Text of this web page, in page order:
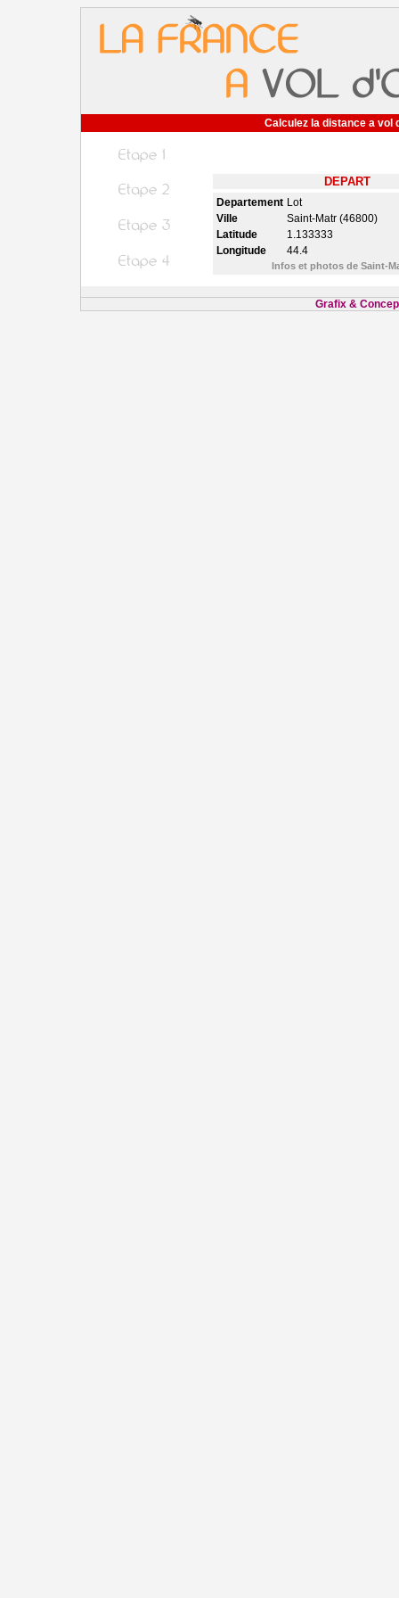
Calculez la distance a vol
DEPART
Departement Lot
Ville
Saint-Matr (46800)
Latitude
1.133333
Longitude
44.4
Infos et photos de Saint-
Grafix &